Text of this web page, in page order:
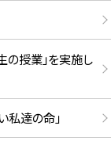
の授業」を実施し
私達の命」